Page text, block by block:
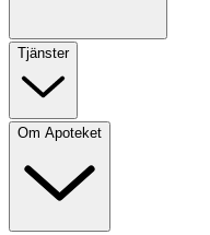
Tjänster
Om Apoteket